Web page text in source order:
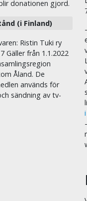
donationen gjord.
(i Finland)
Ristin Tuki ry
Gäller från 1.1.2022
Åland. De
används för
sändning av tv-